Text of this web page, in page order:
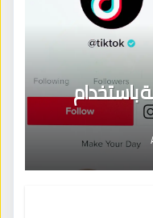
باستخدام